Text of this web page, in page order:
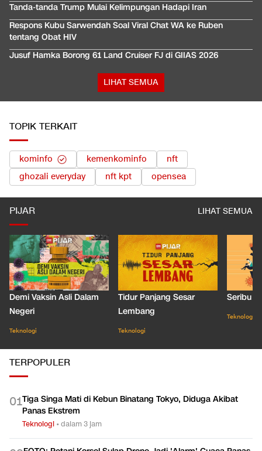
Tanda-tanda Trump Mulai Kelimpungan Hadapi Iran
Respons Kubu Sarwendah Soal Viral Chat WA ke Ruben
tentang Obat HIV
Jusuf Hamka Borong 61 Land Cruiser FJ di GIIAS 2026
LIHAT SEMUA
TOPIK TERKAIT
kominfo kemenkominfo
nft
ghozali everyday
nft kpt opensea
PIJAR LIHAT SEMUA
Demi Vaksin Asli Dalam
Negeri
Teknologi
Tidur Panjang Sesar
Lembang
Teknologi
Seribu
Teknologi
TERPOPULER
01Tiga Singa Mati di Kebun Binatang Tokyo, Diduga Akibat
Panas Ekstrem
Teknologi •dalam 3 jam